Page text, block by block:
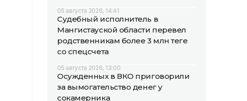
05 августа 2026, 14:41
Судебный исполнитель в
Мангистауской области перевел
родственникам более 3 млн теңге
со спецсчета
05 августа 2026, 13:00
Осужденных в ВКО приговорили
за вымогательство денег у
сокамерника